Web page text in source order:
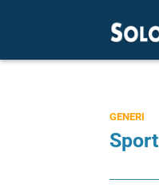
GENERI
Sport